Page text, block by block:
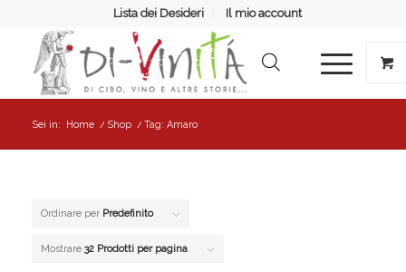
Lista dei Desideri Il mio account
Sei in: Home / Shop / Tag: Amaro
Ordinare per Predefinito
Mostrare 32 Prodotti per pagina